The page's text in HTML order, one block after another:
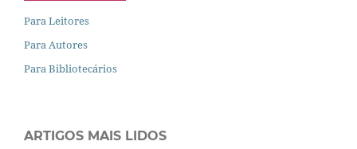
Para Leitores
Para Autores
Para Bibliotecários
ARTIGOS MAIS LIDOS